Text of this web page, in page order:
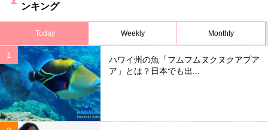
ンキング
Today Weekly Monthly
ハワイ州の魚「フムフムヌクヌクアプア
ア」とは？日本でも出...